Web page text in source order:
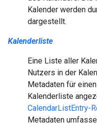
Kalender werden
dargestellt.
Kalenderliste
Eine Liste aller
Nutzers in der
Metadaten für
Kalenderliste
CalendarListEntry-
Metadaten